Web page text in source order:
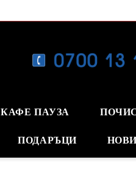
КАФЕ ПАУЗА
ПОДАРЪЦИ